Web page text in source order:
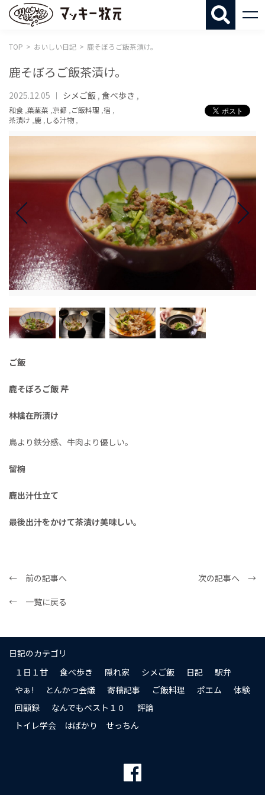
TOP おいしい日記 鹿そぼろご飯茶漬け。
鹿そぼろご飯茶漬け。
2025.12.05 シメご飯 , 食べ歩き ,
和食 ,葉茎菜 ,京都 ,ご飯料理 ,宿 ,
茶漬け ,鹿 , しる汁物,
ご飯
鹿そぼろご飯芹
林檎在所漬け
鳥より鉄分感、牛肉より優しい。
留椀
鹿出汁仕立て
最後出汁をかけて茶漬け美味しい。
← 前の記事へ
次の記事へ →
← 一覧に戻る
日記のカテゴリ
１日１甘
食べ歩き 隠れ家 シメご飯 日記
駅弁
やぁ!
とんかつ会議 寄稿記事 ご飯料理 ポエム
体験
回顧録
なんでもベスト１０
評論
トイレ学会 はばかり せっちん